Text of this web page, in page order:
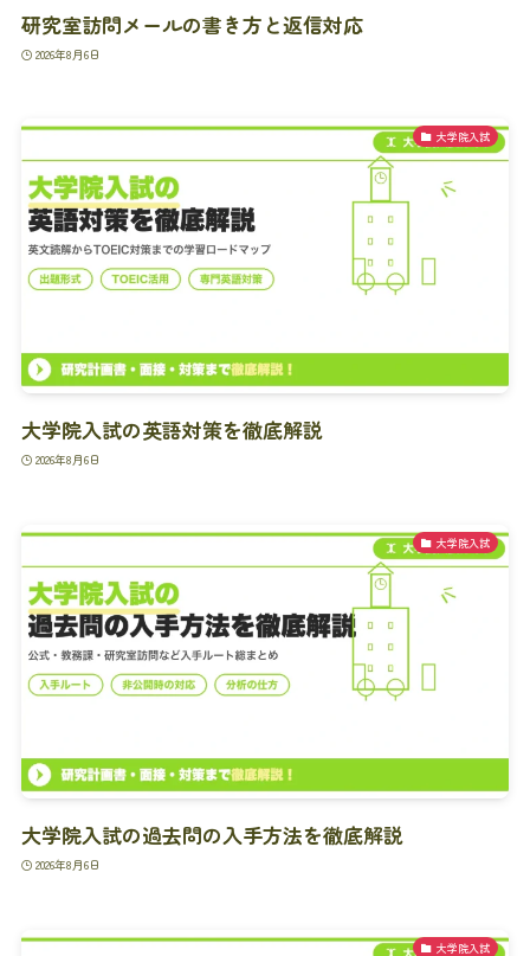
研究室訪問メールの書き方と返信対応
2026年8月6日
大学院入試
大学院入試の英語対策を徹底解説
2026年8月6日
大学院入試
大学院入試の過去問の入手方法を徹底解説
2026年8月6日
大学院入試